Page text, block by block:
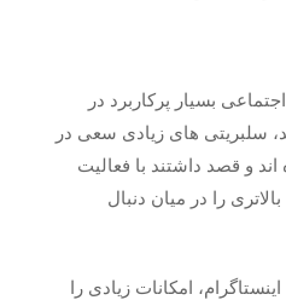
بسیار پرکاربرد در
سلبریتی های زیادی سعی در
و قصد داشتند با فعالیت
را در میان دنبال
امکانات زیادی را